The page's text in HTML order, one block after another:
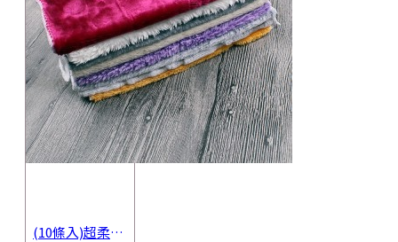
(10條入)超柔軟抹布 不沾油洗碗巾 多用途擦拭布